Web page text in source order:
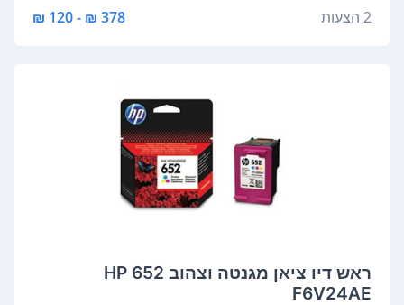
2 הצעות 378 ₪ - 120 ₪
‏ראש דיו ‏ציאן מגנטה וצהוב HP 652
F6V24AE